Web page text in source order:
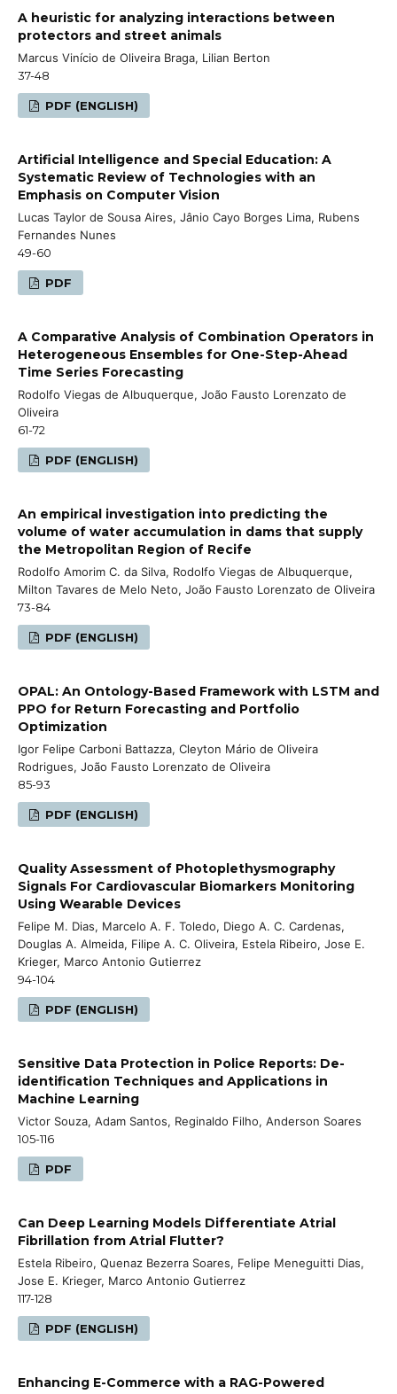
A heuristic for analyzing interactions between
protectors and street animals
Marcus Vinício de Oliveira Braga, Lilian Berton
37-48
PDF (ENGLISH)
Artificial Intelligence and Special Education: A
Systematic Review of Technologies with an
Emphasis on Computer Vision
Lucas Taylor de Sousa Aires, Jânio Cayo Borges Lima, Rubens
Fernandes Nunes
49-60
PDF
A Comparative Analysis of Combination Operators in
Heterogeneous Ensembles for One-Step-Ahead
Time Series Forecasting
Rodolfo Viegas de Albuquerque, João Fausto Lorenzato de
Oliveira
61-72
PDF (ENGLISH)
An empirical investigation into predicting the
volume of water accumulation in dams that supply
the Metropolitan Region of Recife
Rodolfo Amorim C. da Silva, Rodolfo Viegas de Albuquerque,
Milton Tavares de Melo Neto, João Fausto Lorenzato de Oliveira
73-84
PDF (ENGLISH)
OPAL: An Ontology-Based Framework with LSTM and
PPO for Return Forecasting and Portfolio
Optimization
Igor Felipe Carboni Battazza, Cleyton Mário de Oliveira
Rodrigues, João Fausto Lorenzato de Oliveira
85-93
PDF (ENGLISH)
Quality Assessment of Photoplethysmography
Signals For Cardiovascular Biomarkers Monitoring
Using Wearable Devices
Felipe M. Dias, Marcelo A. F. Toledo, Diego A. C. Cardenas,
Douglas A. Almeida, Filipe A. C. Oliveira, Estela Ribeiro, Jose E.
Krieger, Marco Antonio Gutierrez
94-104
PDF (ENGLISH)
Sensitive Data Protection in Police Reports: De-
identification Techniques and Applications in
Machine Learning
Victor Souza, Adam Santos, Reginaldo Filho, Anderson Soares
105-116
PDF
Can Deep Learning Models Differentiate Atrial
Fibrillation from Atrial Flutter?
Estela Ribeiro, Quenaz Bezerra Soares, Felipe Meneguitti Dias,
Jose E. Krieger, Marco Antonio Gutierrez
117-128
PDF (ENGLISH)
Enhancing E-Commerce with a RAG-Powered